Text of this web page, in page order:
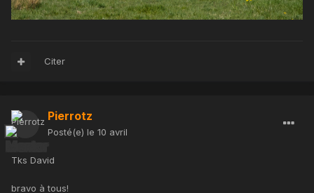
Citer
Pierrotz
Posté(e) le 10 avril
Tks David
bravo à tous!